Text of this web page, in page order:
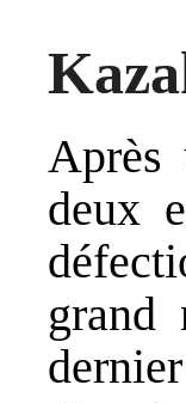
Après
deux
grand